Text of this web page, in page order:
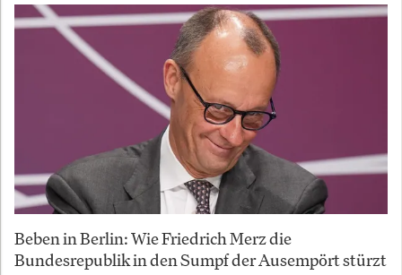
Beben in Berlin: Wie Friedrich Merz die
Bundesrepublik in den Sumpf der Ausempört stürzt